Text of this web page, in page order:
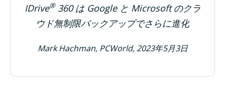
IDrive®360 は Google と Microsoft のクラ
ウド無制限バックアップでさらに進化
Mark Hachman, PCWorld, 2023年5月3日